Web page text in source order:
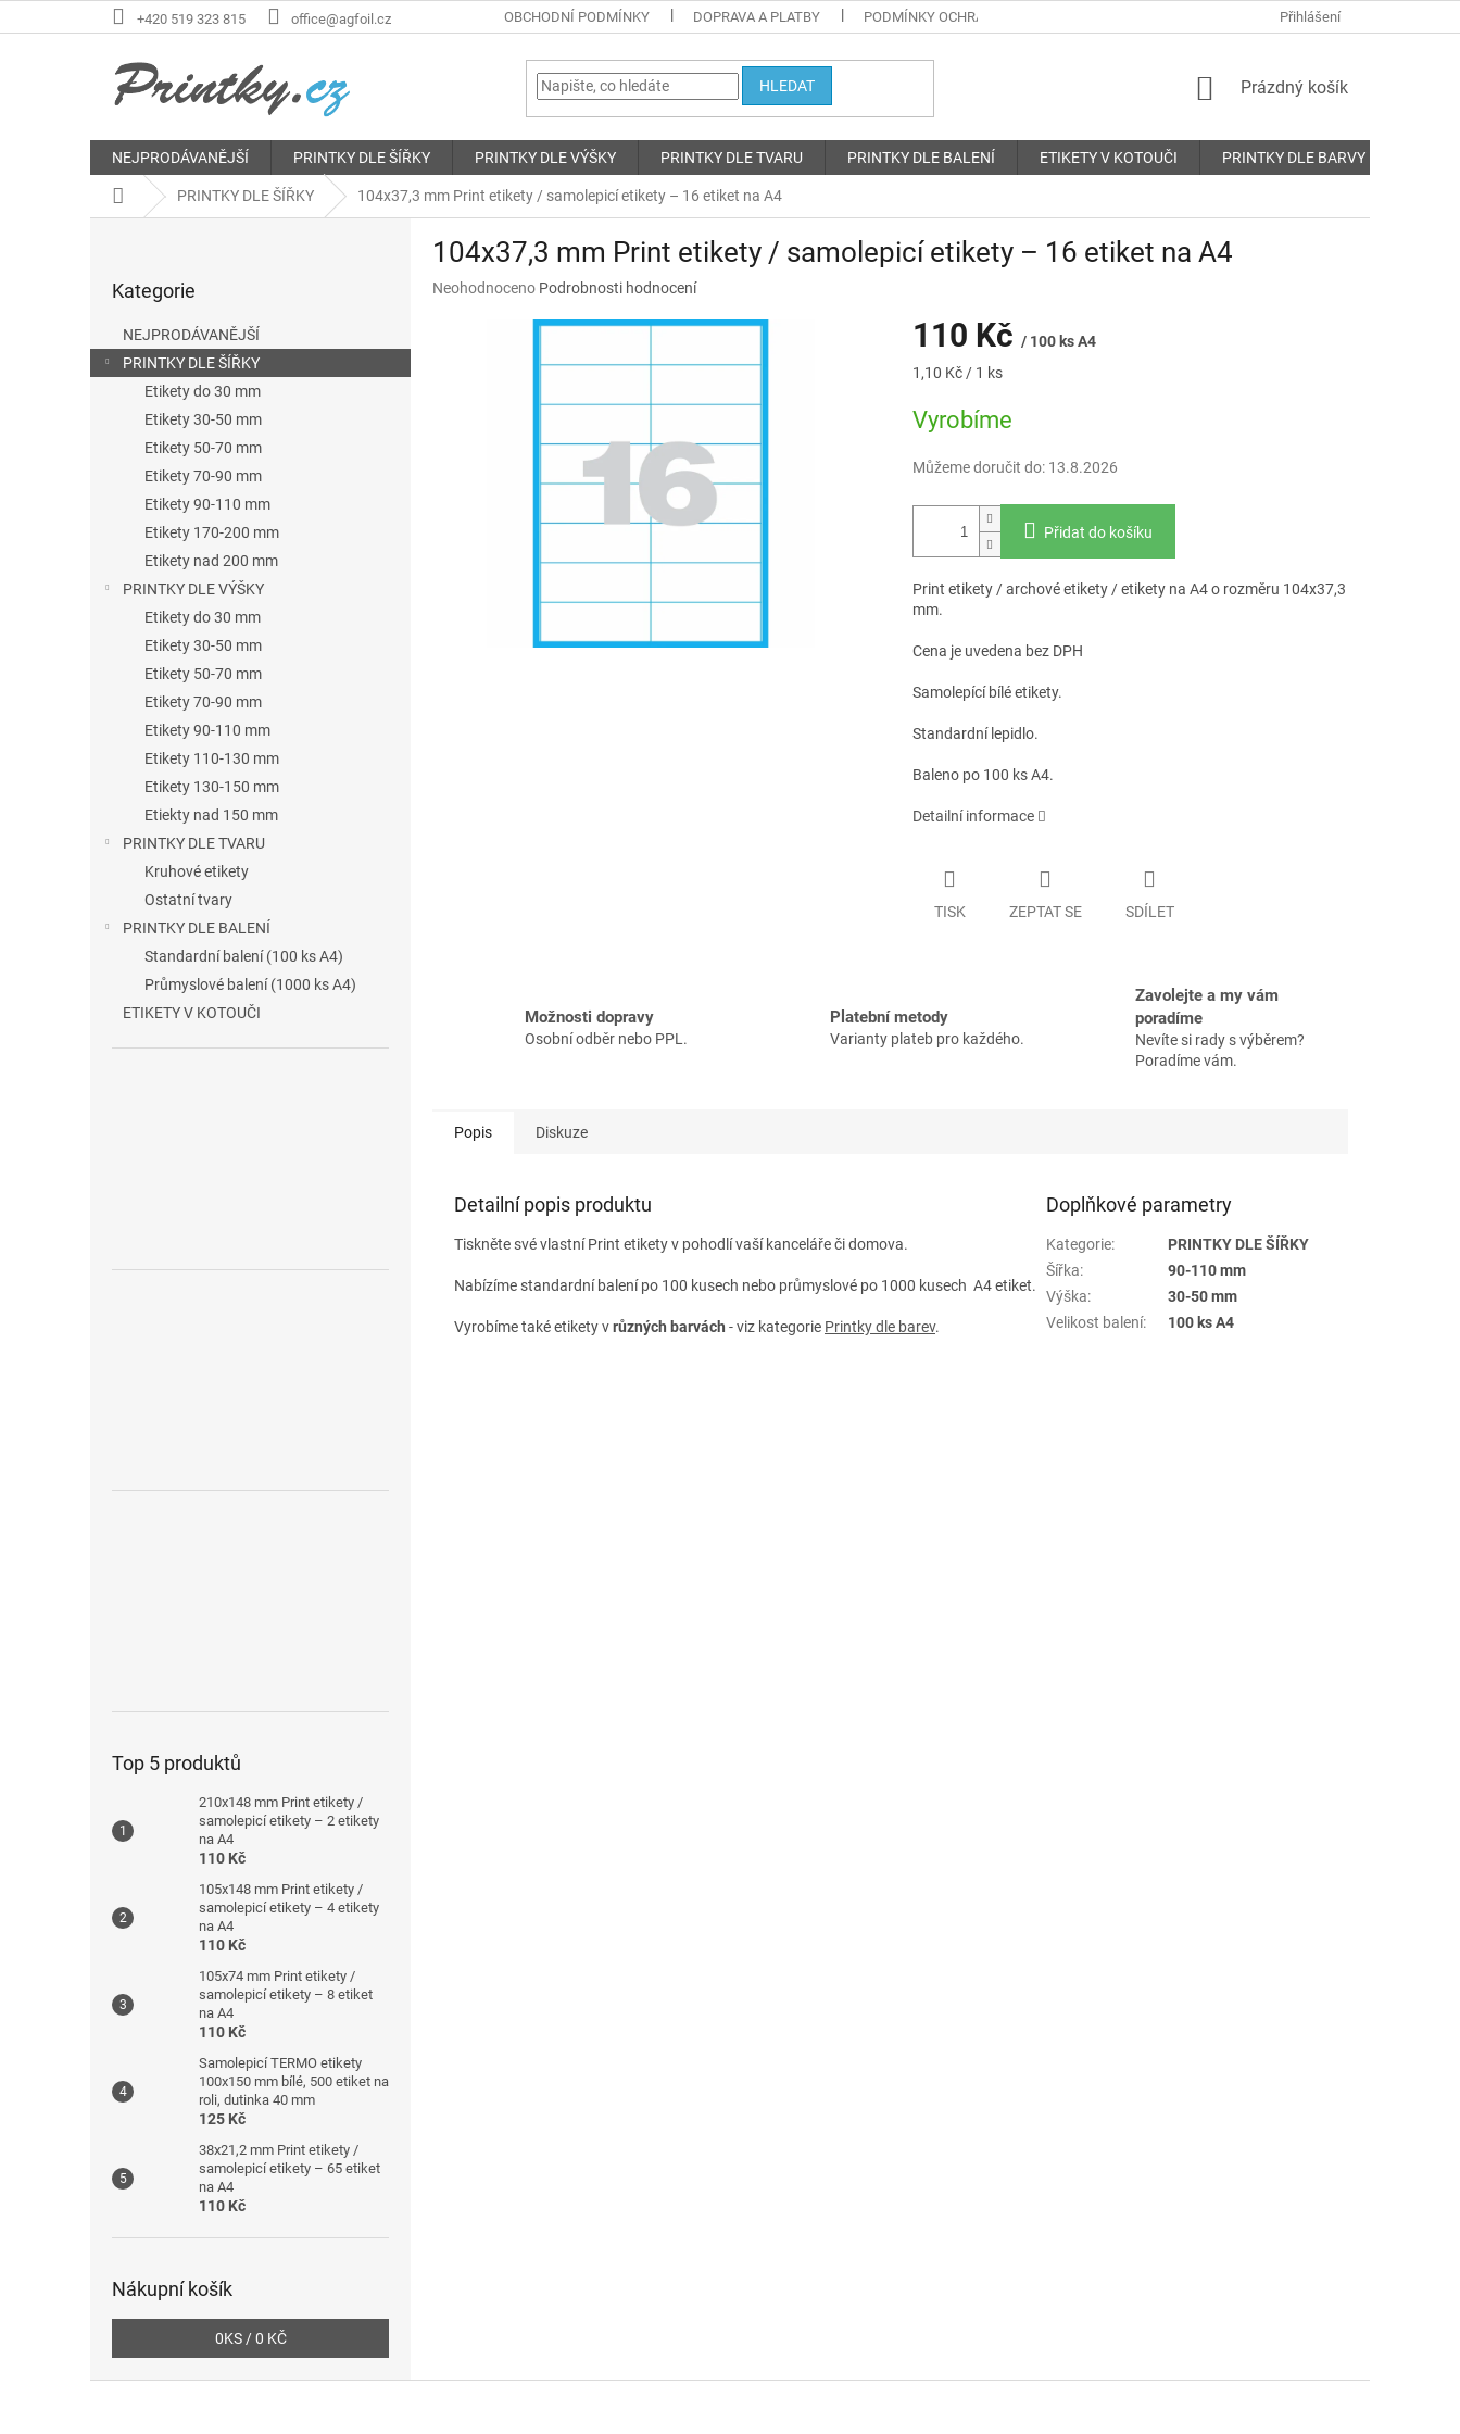
na
+420 519 323 815 office@agfoil.cz OBCHODNÍ PODMÍNKY DOPRAVA A PLATBY PODMÍNKY OCHRANY OSOBNÍCH ÚDAJŮ REKLAMAČNÍ ŘÁD KONTAKTY
Přihlášení
HLEDAT
NÁKUPNÍ
Prázdný košík
NEJPRODÁVANĚJŠÍ PRINTKY DLE ŠÍŘKY PRINTKY DLE VÝŠKY PRINTKY DLE TVARU PRINTKY DLE BALENÍ ETIKETY V KOTOUČI PRINTKY DLE BARVY
Domů PRINTKY DLE ŠÍŘKY 104x37,3 mm Print etikety / samolepicí etikety – 16 etiket na A4
a
n
kategorie
Kategorie
NEJPRODÁVANĚJŠÍ
PRINTKY DLE ŠÍŘKY
Etikety do 30 mm
Etikety 30-50 mm
Etikety 50-70 mm
Etikety 70-90 mm
Etikety 90-110 mm
Etikety 170-200 mm
Etikety nad 200 mm
PRINTKY DLE VÝŠKY
Etikety do 30 mm
Etikety 30-50 mm
Etikety 50-70 mm
Etikety 70-90 mm
Etikety 90-110 mm
Etikety 110-130 mm
Etikety 130-150 mm
Etiekty nad 150 mm
PRINTKY DLE TVARU
Kruhové etikety
Ostatní tvary
PRINTKY DLE BALENÍ
Standardní balení (100 ks A4)
Průmyslové balení (1000 ks A4)
ETIKETY V KOTOUČI
Top 5 produktů
210x148 mm Print etikety /
samolepicí etikety – 2 etikety
na A4
110 Kč
105x148 mm Print etikety /
samolepicí etikety – 4 etikety
na A4
110 Kč
105x74 mm Print etikety /
samolepicí etikety – 8 etiket
na A4
110 Kč
Samolepicí TERMO etikety
100x150 mm bílé, 500 etiket na
roli, dutinka 40 mm
125 Kč
38x21,2 mm Print etikety /
samolepicí etikety – 65 etiket
na A4
110 Kč
Nákupní košík
0KS /0 KČ
104x37,3 mm Print etikety / samolepicí etikety – 16 etiket na A4
Průměrné
Neohodnoceno Podrobnosti hodnocení
110 Kč / 100 ks A4
Měrná
1,10 Kč / 1 ks
Vyrobíme
Můžeme doručit do: 13.8.2026
Přidat do košíku
Print etikety / archové etikety / etikety na A4 o rozměru 104x37,3
mm.
Cena je uvedena bez DPH
Samolepící bílé etikety.
Standardní lepidlo.
Baleno po 100 ks A4.
Detailní informace
TISK ZEPTAT SE SDÍLET
Možnosti dopravy
Osobní odběr nebo PPL.
Platební metody
Varianty plateb pro každého.
Zavolejte a my vám
poradíme
Nevíte si rady s výběrem?
Poradíme vám.
Popis Diskuze
Detailní popis produktu
Tiskněte své vlastní Print etikety v pohodlí vaší kanceláře či domova.
Nabízíme standardní balení po 100 kusech nebo průmyslové po 1000 kusech A4 etiket.
Vyrobíme také etikety vrůzných barvách - viz kategorie Printky dle barev.
Doplňkové parametry
Kategorie:
PRINTKY DLE ŠÍŘKY
Šířka:
90-110 mm
Výška:
30-50 mm
Velikost balení: 100 ks A4